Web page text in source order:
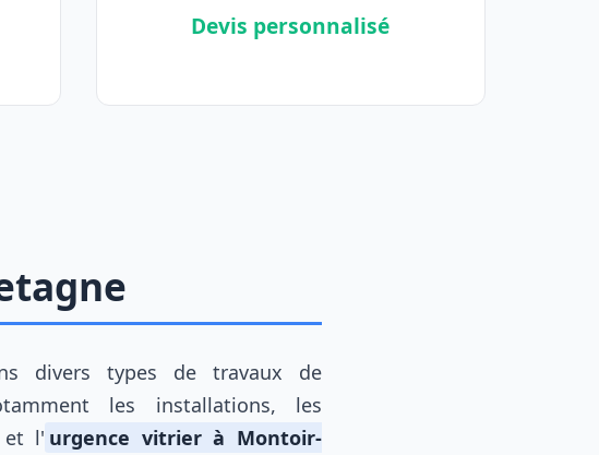
Devis personnalisé
divers types de travaux de
les installations, les
et l' urgence vitrier à Montoir-